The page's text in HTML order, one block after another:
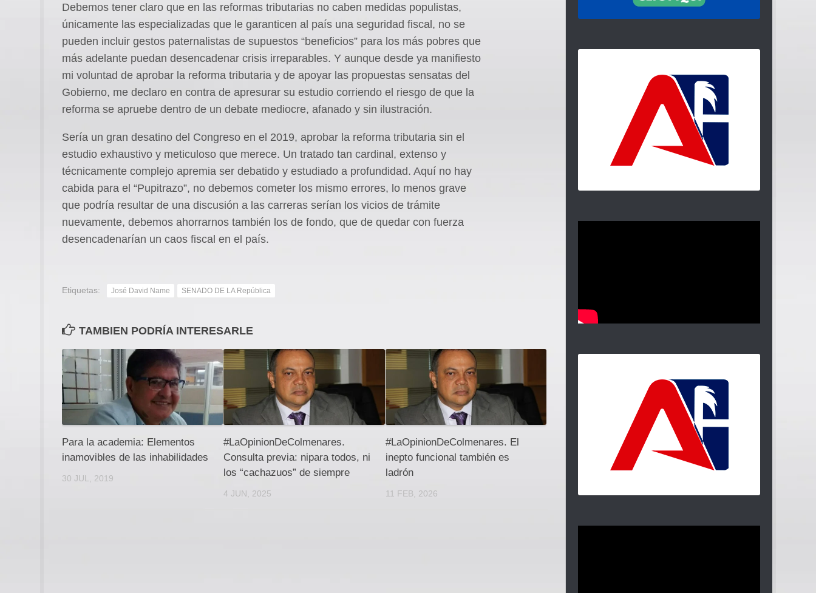
Debemos tener claro que en las reformas tributarias no caben medidas populistas,
únicamente las especializadas que le garanticen al país una seguridad fiscal, no se
pueden incluir gestos paternalistas de supuestos “beneficios” para los más pobres que
más adelante puedan desencadenar crisis irreparables. Y aunque desde ya manifiesto
mi voluntad de aprobar la reforma tributaria y de apoyar las propuestas sensatas del
Gobierno, me declaro en contra de apresurar su estudio corriendo el riesgo de que la
reforma se apruebe dentro de un debate mediocre, afanado y sin ilustración.
Sería un gran desatino del Congreso en el 2019, aprobar la reforma tributaria sin el
estudio exhaustivo y meticuloso que merece. Un tratado tan cardinal, extenso y
técnicamente complejo apremia ser debatido y estudiado a profundidad. Aquí no hay
cabida para el “Pupitrazo”, no debemos cometer los mismo errores, lo menos grave
que podría resultar de una discusión a las carreras serían los vicios de trámite
nuevamente, debemos ahorrarnos también los de fondo, que de quedar con fuerza
desencadenarían un caos fiscal en el país.
Etiquetas: José David Name SENADO DE LA República
TAMBIEN PODRÍA INTERESARLE
Para la academia: Elementos
inamovibles de las inhabilidades
30 JUL, 2019
#LaOpinionDeColmenares.
Consulta previa: nipara todos, ni
los “cachazuos” de siempre
4 JUN, 2025
#LaOpinionDeColmenares. El
inepto funcional también es
ladrón
11 FEB, 2026